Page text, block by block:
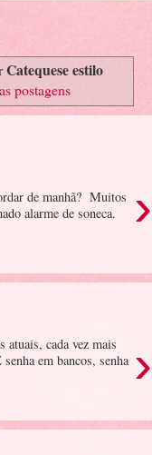
Catequese estilo
postagens
›
de manhã? Muitos
alarme de soneca.
›
atuais, cada vez mais
em bancos, senha